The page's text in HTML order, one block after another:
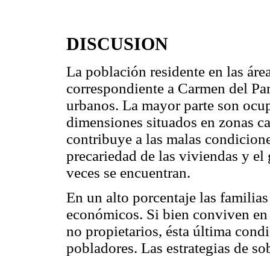
DISCUSION
La población residente en las
correspondiente a Carmen del
urbanos. La mayor parte son
dimensiones situados en zonas
contribuye a las malas
precariedad de las viviendas y
veces se encuentran.
En un alto porcentaje las
económicos. Si bien conviven
no propietarios, ésta última
pobladores. Las estrategias de